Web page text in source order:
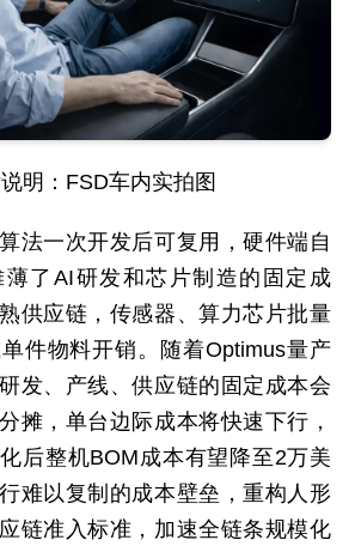
明：FSD车内实拍图
法一次开发后可复用，硬件端自
了AI研发和芯片制造的固定成
供应链，传感器、算力芯片批量
件物料开销。随着Optimus量产
发、产线、供应链的固定成本会
摊，单台边际成本将快速下行，
后整机BOM成本有望降至2万美
难以复制的成本壁垒，重构人形
链准入标准，加速全链条规模化